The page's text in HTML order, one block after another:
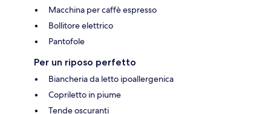
Macchina per caffè espresso
Bollitore elettrico
Pantofole
Per un riposo perfetto
Biancheria da letto ipoallergenica
Copriletto in piume
Tende oscuranti